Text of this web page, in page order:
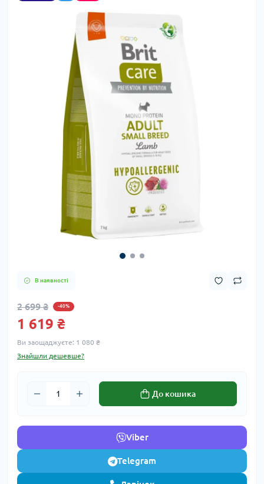
В наявності
2 699 ₴ -40%
1 619 ₴
Ви заощаджуєте: 1 080 ₴
Знайшли дешевше?
До кошика
Viber
Telegram